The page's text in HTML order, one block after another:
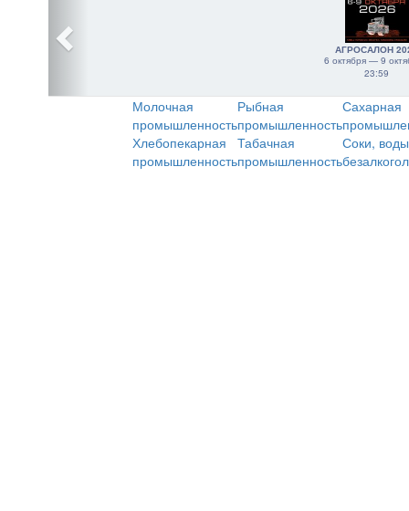
АГРОСАЛОН
6 октября — 9
23:59
Молочная
промышленность
Рыбная
промышленность
Сахарная
Хлебопекарная
промышленность
Табачная
промышленность
Соки,